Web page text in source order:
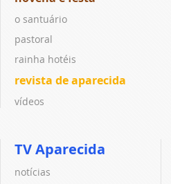
o santuário
pastoral
rainha hotéis
revista de aparecida
vídeos
TV Aparecida
notícias